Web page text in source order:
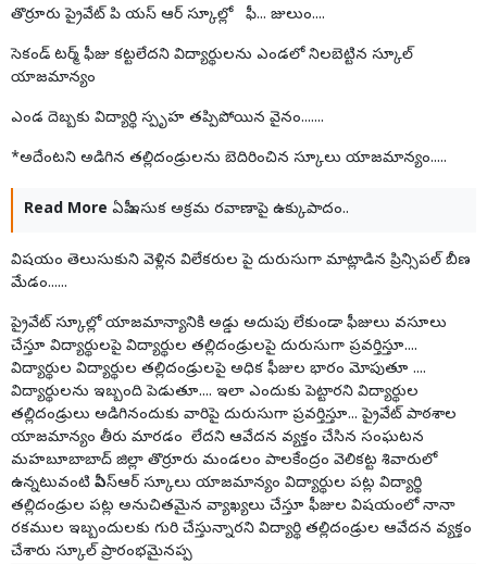
తొర్రూరు ప్రైవేట్ పి యస్ ఆర్ స్కూల్లో ఫీ... జులుం....
సెకండ్ టర్మ్ ఫీజు కట్టలేదని విద్యార్థులను ఎండలో నిలబెట్టిన స్కూల్
యాజమాన్యం
ఎండ దెబ్బకు విద్యార్థి స్పృహ తప్పిపోయిన వైనం.......
*అదేంటని అడిగిన తల్లిదండ్రులను బెదిరించిన స్కూలు యాజమాన్యం.....
Read More ఏపీ ఇసుక అక్రమ రవాణాపై ఉక్కుపాదం..
విషయం తెలుసుకుని వెళ్లిన విలేకరుల పై దురుసుగా మాట్లాడిన ప్రిన్సిపల్ బీణ
మేడం......
ప్రైవేట్ స్కూల్లో యాజమాన్యానికి అడ్డు అదుపు లేకుండా ఫీజులు వసూలు
చేస్తూ విద్యార్థులపై విద్యార్థుల తల్లిదండ్రులపై దురుసుగా ప్రవర్తిస్తూ....
విద్యార్థుల విద్యార్థుల తల్లిదండ్రులపై అధిక ఫీజుల భారం మోపుతూ ....
విద్యార్థులను ఇబ్బంది పెడుతూ.... ఇలా ఎందుకు పెట్టారని విద్యార్థుల
తల్లిదండ్రులు అడిగినందుకు వారిపై దురుసుగా ప్రవర్తిస్తూ... ప్రైవేట్ పాఠశాల
యాజమాన్యం తీరు మారడం లేదని ఆవేదన వ్యక్తం చేసిన సంఘటన
మహబూబాబాద్ జిల్లా తొర్రూరు మండలం పాలకేంద్రం వెలికట్ట శివారులో
ఉన్నటువంటి పీఎస్ఆర్ స్కూలు యాజమాన్యం విద్యార్థుల పట్ల విద్యార్థి
తల్లిదండ్రుల పట్ల అనుచితమైన వ్యాఖ్యలు చేస్తూ ఫీజుల విషయంలో నానా
రకముల ఇబ్బందులకు గురి చేస్తున్నారని విద్యార్థి తల్లిదండ్రుల ఆవేదన వ్యక్తం
చేశారు స్కూల్ ప్రారంభమైనప్ప